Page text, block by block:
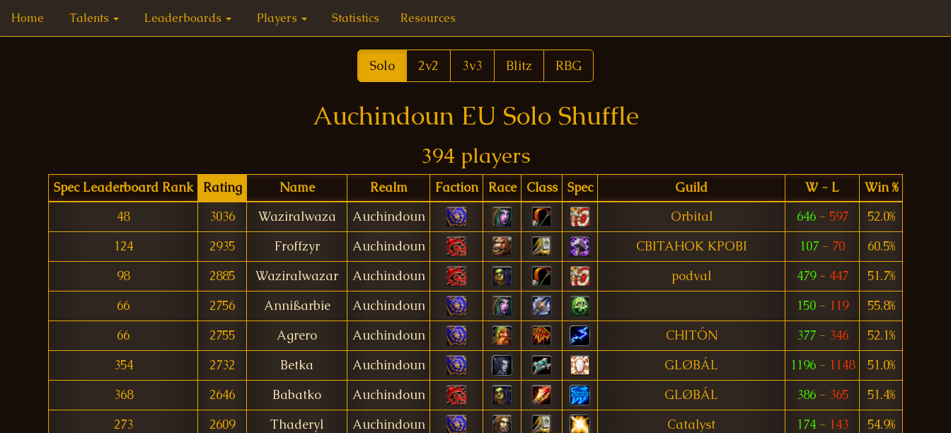
Home Talents Leaderboards Players Statistics Resources
Solo 2v2 3v3 Blitz RBG
Auchindoun EU Solo Shuffle
394 players
Spec Leaderboard Rank Rating Name Realm Faction Race Class Spec Guild W - L
Win %
48
3036 Waziralwaza Auchindoun Orbital 646- 597
52.0%
124
2935 Froffzyr Auchindoun CBITAHOK KPOBI 107 - 70
60.5%
98
2885 Waziralwazar Auchindoun podval 479- 447
51.7%
66
2756 Annißarbie Auchindoun 150- 119
55.8%
66
2755 Agrero Auchindoun CHITÓN 377- 346
52.1%
354
2732 Betka Auchindoun GLØBÁL 1196- 1148
51.0%
368
2646 Babatko Auchindoun GLØBÁL 386- 365
51.4%
273
2609 Thaderyl Auchindoun Catalyst 174- 143
54.9%